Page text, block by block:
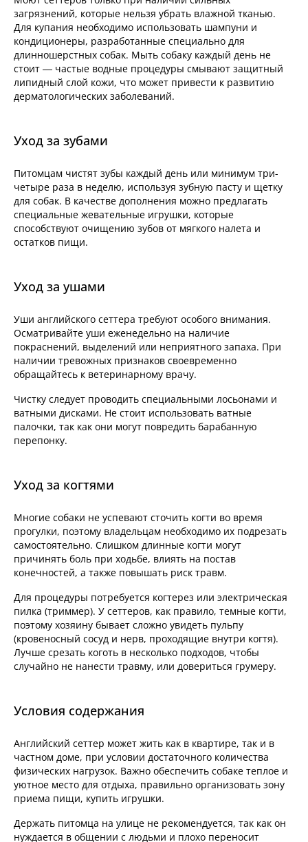
загрязнений, которые нельзя убрать влажной тканью.
Для купания необходимо использовать шампуни и
кондиционеры, разработанные специально для
длинношерстных собак. Мыть собаку каждый день не
стоит — частые водные процедуры смывают защитный
липидный слой кожи, что может привести к развитию
дерматологических заболеваний.
Уход за зубами
Питомцам чистят зубы каждый день или минимум три-
четыре раза в неделю, используя зубную пасту и щетку
для собак. В качестве дополнения можно предлагать
специальные жевательные игрушки, которые
способствуют очищению зубов от мягкого налета и
остатков пищи.
Уход за ушами
Уши английского сеттера требуют особого внимания.
Осматривайте уши еженедельно на наличие
покраснений, выделений или неприятного запаха. При
наличии тревожных признаков своевременно
обращайтесь к ветеринарному врачу.
Чистку следует проводить специальными лосьонами и
ватными дисками. Не стоит использовать ватные
палочки, так как они могут повредить барабанную
перепонку.
Уход за когтями
Многие собаки не успевают сточить когти во время
прогулки, поэтому владельцам необходимо их подрезать
самостоятельно. Слишком длинные когти могут
причинять боль при ходьбе, влиять на постав
конечностей, а также повышать риск травм.
Для процедуры потребуется когтерез или электрическая
пилка (триммер). У сеттеров, как правило, темные когти,
поэтому хозяину бывает сложно увидеть пульпу
(кровеносный сосуд и нерв, проходящие внутри когтя).
Лучше срезать коготь в несколько подходов, чтобы
случайно не нанести травму, или довериться грумеру.
Условия содержания
Английский сеттер может жить как в квартире, так и в
частном доме, при условии достаточного количества
физических нагрузок. Важно обеспечить собаке теплое и
уютное место для отдыха, правильно организовать зону
приема пищи, купить игрушки.
Держать питомца на улице не рекомендуется, так как он
нуждается в общении с людьми и плохо переносит